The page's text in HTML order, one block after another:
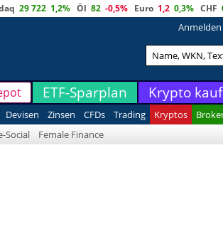
29 722 1,2% Öl 82 -0,5% Euro 1,2 0,3% CHF
Anmelden
ETF-Sparplan Krypto
Devisen Zinsen CFDs Trading Kryptos
Social Female Finance